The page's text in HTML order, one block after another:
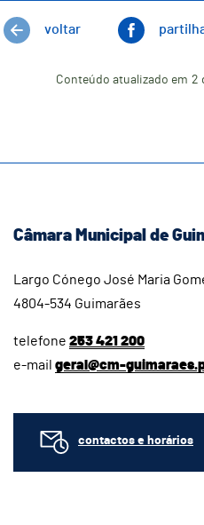
voltar
Conteúdo atualizado em 2
Câmara Municipal de
Largo Cónego José Maria
4804-534 Guimarães
telefone 253 421 200
e-mail geral@cm-
contactos e horários